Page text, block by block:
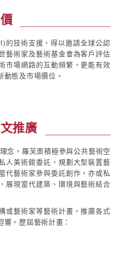
的技術支援，得以邀請全球公認
藝術家及藝術基金會為客戶評估
市場網路的互動頻繁，更能有效
態及市場價位。
推廣
念，羅芙奧積極參與公共藝術空
人美術館委託，規劃大型裝置藝
代藝術家參與委託創作，亦或私
展現當代建築、環境與藝術結合
或藝術家等藝術計畫，推廣各式
。歷屆藝術計畫：